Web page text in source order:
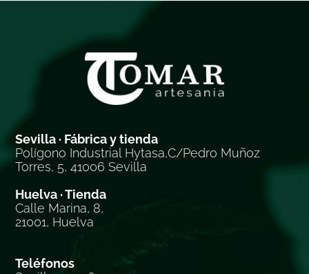
Sevilla · Fábrica y tienda
Polígono Industrial Hytasa,C/Pedro Muñoz
Torres, 5, 41006 Sevilla
Huelva · Tienda
Calle Marina, 8,
21001, Huelva
Teléfonos